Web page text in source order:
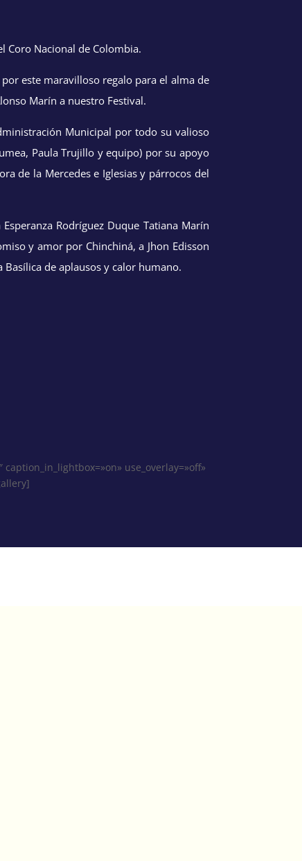
Coro Nacional de Colombia.
este maravilloso regalo para el alma de
Marín a nuestro Festival.
Municipal por todo su valioso
Paula Trujillo y equipo) por su apoyo
de la Mercedes e Iglesias y párrocos del
Rodríguez Duque Tatiana Marín
y amor por Chinchiná, a Jhon Edisson
de aplausos y calor humano.
use_overlay=»off»